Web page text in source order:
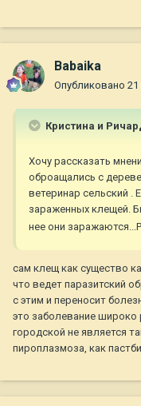
Babaika
Опубликовано 21
Кристина и
Хочу рассказать
оброащались с
ветеринар сельский .
зараженных клещей.
нее они
сам клещ как существо
что ведет паразитский
с этим и переносит
это заболевание широко
городской не является
пироплазмоза, как